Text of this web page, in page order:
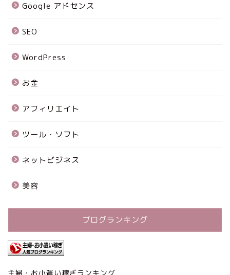
Google アドセンス
SEO
WordPress
お金
アフィリエイト
ツール・ソフト
ネットビジネス
美容
ブログランキング
主婦・お小遣い稼ぎランキング